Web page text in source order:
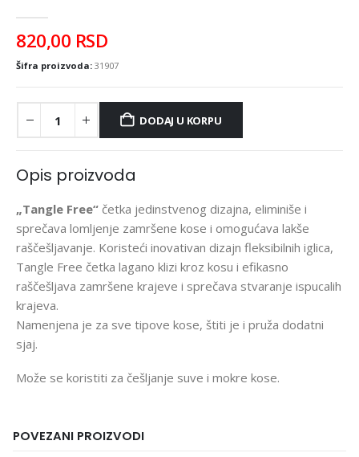
820,00 RSD
Šifra proizvoda: 31907
DODAJ U KORPU
Opis proizvoda
„Tangle Free“ četka jedinstvenog dizajna, eliminiše i
sprečava lomljenje zamršene kose i omogućava lakše
raščešljavanje. Koristeći inovativan dizajn fleksibilnih iglica,
Tangle Free četka lagano klizi kroz kosu i efikasno
raščešljava zamršene krajeve i sprečava stvaranje ispucalih
krajeva.
Namenjena je za sve tipove kose, štiti je i pruža dodatni
sjaj.
Može se koristiti za češljanje suve i mokre kose.
POVEZANI PROIZVODI